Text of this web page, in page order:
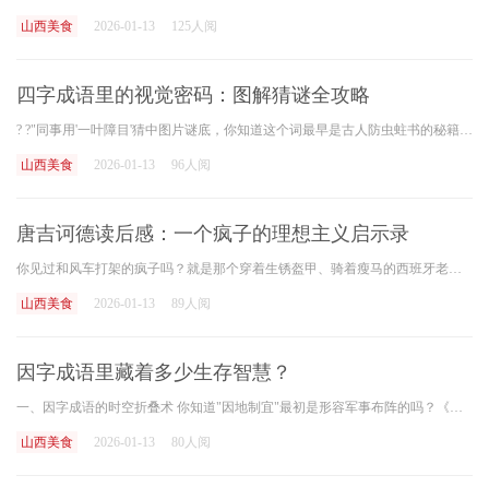
山西美食 2026-01-13 125人阅
四字成语里的视觉密码：图解猜谜全攻略
? ?"同事用'一叶障目'猜中图片谜底，你知道这个词最早是古人防虫蛀书的秘籍吗？? ? 上周公司团建玩看图猜成语，新来的实习生盯着"止"字加个红点的图片，脱口而出"点到为止"，愣是
山西美食 2026-01-13 96人阅
唐吉诃德读后感：一个疯子的理想主义启示录
你见过和风车打架的疯子吗？就是那个穿着生锈盔甲、骑着瘦马的西班牙老头儿——唐吉诃德。说实话，我刚翻开这本书时也笑得肚子疼，可越往后看越觉得不对劲：? ?这哪是讽刺小说
山西美食 2026-01-13 89人阅
因字成语里藏着多少生存智慧？
一、因字成语的时空折叠术 你知道"因地制宜"最初是形容军事布阵的吗？《吴子兵法》里记载"因其地势，制其利害"，现在成了企业制定区域策略的黄金法则。这些四字密码藏着古人处
山西美食 2026-01-13 80人阅